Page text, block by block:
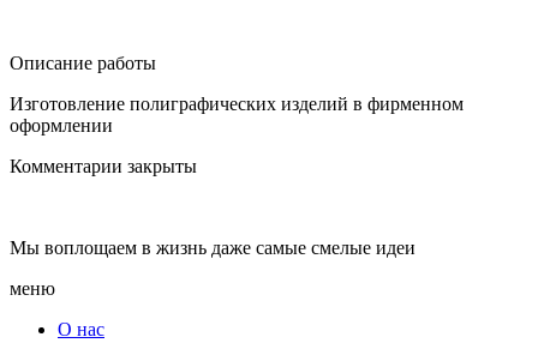
Описание работы
Изготовление полиграфических изделий в фирменном
оформлении
Комментарии закрыты
Мы воплощаем в жизнь даже самые смелые идеи
меню
О нас